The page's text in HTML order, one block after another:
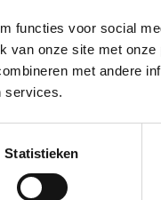
functies voor social
van onze site met
met andere
services.
Statistieken